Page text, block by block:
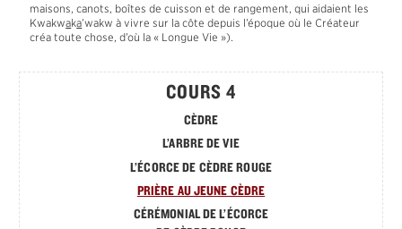
maisons, canots, boîtes de cuisson et de rangement, qui aidaient les
Kwakwaka’wakw à vivre sur la côte depuis l’époque où le Créateur
créa toute chose, d’où la « Longue Vie »).
COURS 4
CÈDRE
L’ARBRE DE VIE
L’ÉCORCE DE CÈDRE ROUGE
PRIÈRE AU JEUNE CÈDRE
CÉRÉMONIAL DE L’ÉCORCE